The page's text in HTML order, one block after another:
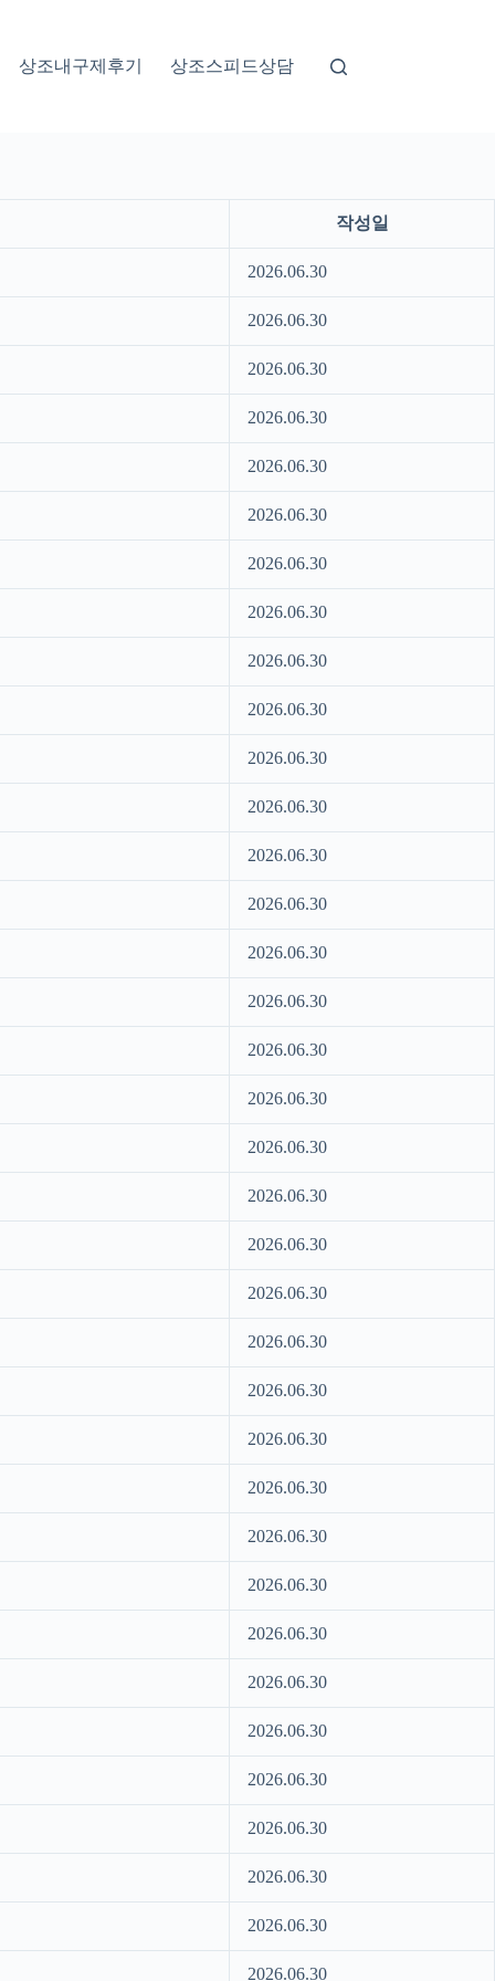
상조내구제후기 상조스피드상담
작성일
2026.06.30
2026.06.30
2026.06.30
2026.06.30
2026.06.30
2026.06.30
2026.06.30
2026.06.30
2026.06.30
2026.06.30
2026.06.30
2026.06.30
2026.06.30
2026.06.30
2026.06.30
2026.06.30
2026.06.30
2026.06.30
2026.06.30
2026.06.30
2026.06.30
2026.06.30
2026.06.30
2026.06.30
2026.06.30
2026.06.30
2026.06.30
2026.06.30
2026.06.30
2026.06.30
2026.06.30
2026.06.30
2026.06.30
2026.06.30
2026.06.30
2026.06.30